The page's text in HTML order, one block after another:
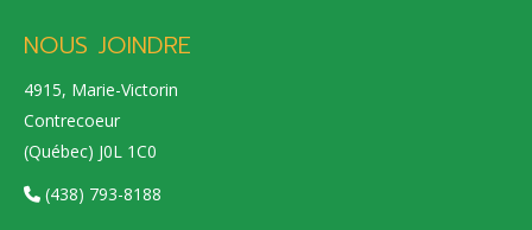
NOUS JOINDRE
4915, Marie-Victorin
Contrecoeur
(Québec) J0L 1C0
(438) 793-8188